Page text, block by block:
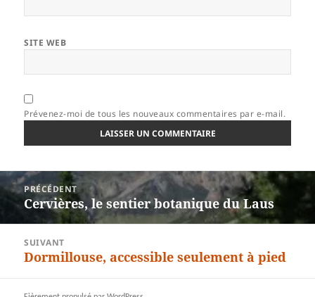
SITE WEB
Prévenez-moi de tous les nouveaux commentaires par e-mail.
Navigation
de
l’article
PRÉCÉDENT
Article
précédent :
Cervières, le sentier botanique du Laus
SUIVANT
Article
Dormillouse, accessible seulement à pied